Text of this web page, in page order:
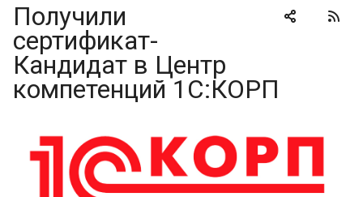
Получили
сертификат-
Кандидат в Центр
компетенций 1С:КОРП